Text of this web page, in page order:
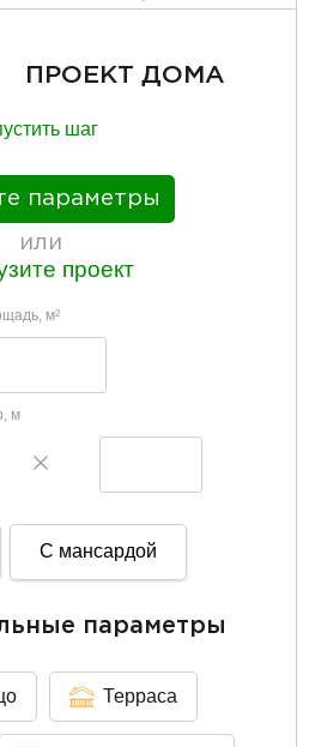
ПРОЕКТ ДОМА
шаг
параметры
или
проект
м2
м
С мансардой
параметры
Терраса